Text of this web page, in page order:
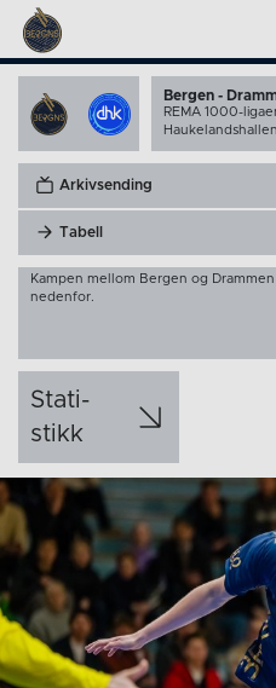
Bergen -
REMA 1000-
Arkivsending
Tabell
Kampen mellom Bergen og
nedenfor.
Stati­
stikk